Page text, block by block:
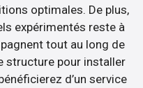
optimales. De plus,
expérimentés reste à
tout au long de
structure pour installer
d’un service